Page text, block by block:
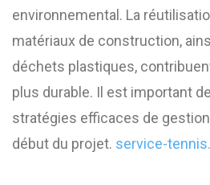
environnemental. La
matériaux de construction,
déchets plastiques,
plus durable. Il est important
stratégies efficaces de
début du projet. ​ service-